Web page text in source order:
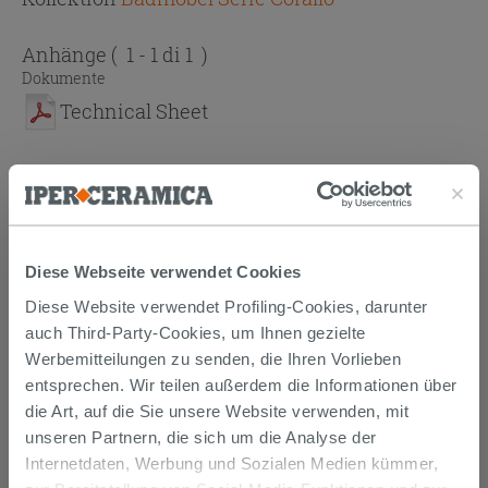
Diese Webseite verwendet Cookies
Diese Website verwendet Profiling-Cookies, darunter
auch Third-Party-Cookies, um Ihnen gezielte
Werbemitteilungen zu senden, die Ihren Vorlieben
entsprechen. Wir teilen außerdem die Informationen über
die Art, auf die Sie unsere Website verwenden, mit
unseren Partnern, die sich um die Analyse der
Internetdaten, Werbung und Sozialen Medien kümmer,
Anhänge ( 1 - 1 di 1 )
Dokumente
Technical Sheet
Die Waren werden normalerweise innerhalb von 15
Werktagen ab der Auftragsbestätigung zum Versand
gebracht.
Musterstücke werden normalerweise innerhalb von
Tagen geliefert.
Der Versand der online gekauften Produkte wird
verfolgt und wir rufen Sie an, um das Lieferdatum zu
vereinbaren. Die Lieferung erfolgt frei Bordsteinkante.
Nähere Informationen finden Sie im Abschnitt